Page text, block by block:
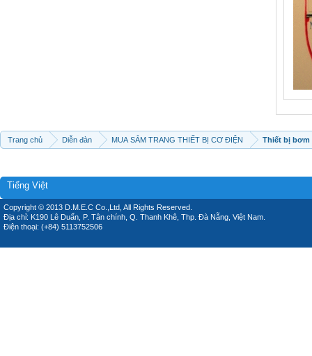
Trang chủ Diễn đàn MUA SẮM TRANG THIẾT BỊ CƠ ĐIỆN Thiết bị bơm
Tiếng Việt
Copyright © 2013 D.M.E.C Co.,Ltd, All Rights Reserved.
Địa chỉ: K190 Lê Duẩn, P. Tân chính, Q. Thanh Khê, Thp. Đà Nẵng, Việt Nam.
Điện thoại: (+84) 5113752506